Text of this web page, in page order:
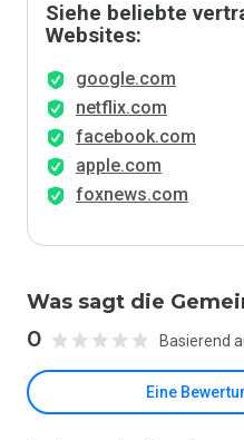
Siehe beliebte
Websites:
google.com
netflix.com
facebook.com
apple.com
foxnews.com
Was sagt die
0 Basierend
Eine